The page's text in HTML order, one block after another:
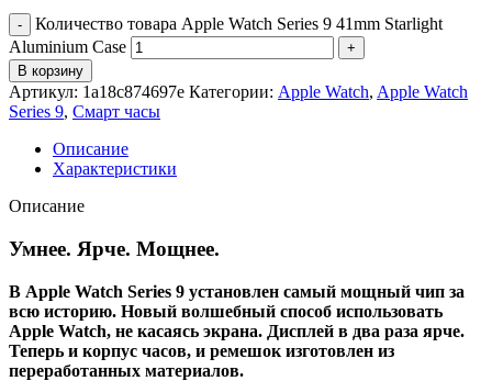
Количество товара Apple Watch Series 9 41mm Starlight
Aluminium Case
В корзину
Артикул: 1a18c874697e Категории: Apple Watch, Apple Watch
Series 9, Смарт часы
Описание
Характеристики
Описание
Умнее. Ярче. Мощнее.
В Apple Watch Series 9 установлен самый мощный чип за
всю историю. Новый волшебный способ использовать
Apple Watch, не касаясь экрана. Дисплей в два раза ярче.
Теперь и корпус часов, и ремешок изготовлен из
переработанных материалов.